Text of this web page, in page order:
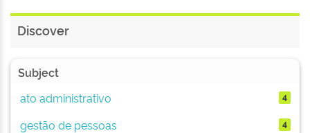
Discover
Subject
ato administrativo
4
gestão de pessoas 4